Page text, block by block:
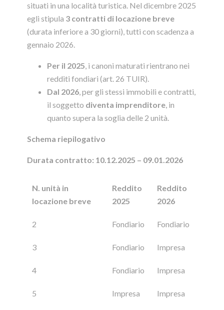
situati in una località turistica. Nel dicembre 2025
egli stipula 3 contratti di locazione breve
(durata inferiore a 30 giorni), tutti con scadenza a
gennaio 2026.
Per il 2025, i canoni maturati rientrano nei
redditi fondiari (art. 26 TUIR).
Dal 2026, per gli stessi immobili e contratti,
il soggetto diventa imprenditore, in
quanto supera la soglia delle 2 unità.
Schema riepilogativo
Durata contratto: 10.12.2025 – 09.01.2026
N. unità in
locazione breve
Reddito
2025
Reddito
2026
2 Fondiario Fondiario
3 Fondiario Impresa
4 Fondiario Impresa
5 Impresa Impresa